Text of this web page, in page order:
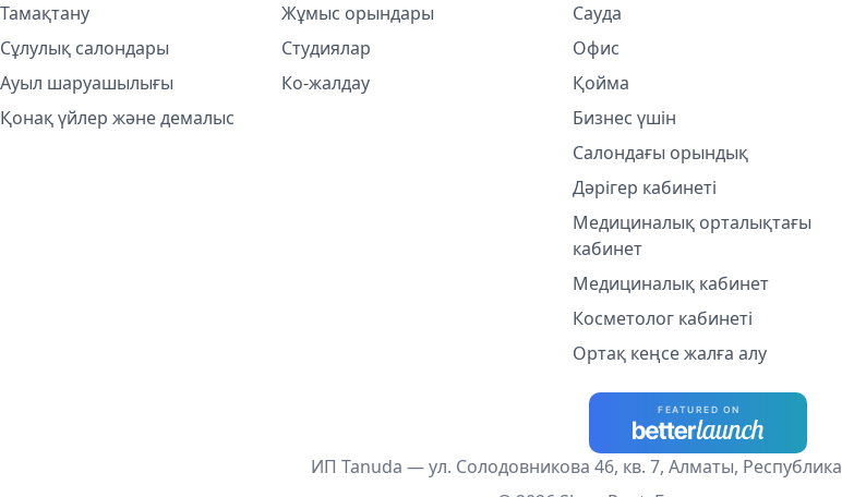
Тамақтану
Сұлулық салондары
Ауыл шаруашылығы
Қонақ үйлер және демалыс
Жұмыс орындары
Студиялар
Ко-жалдау
Сауда
Офис
Қойма
Бизнес үшін
Салондағы орындық
Дәрігер кабинеті
Медициналық орталықтағы
кабинет
Медициналық кабинет
Косметолог кабинетi
Ортақ кеңсе жалға алу
ИП Tanuda — ул. Солодовникова 46, кв. 7, Алматы,